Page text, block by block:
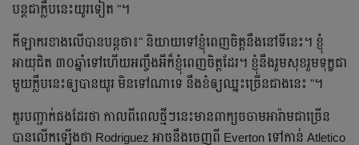
បន្ត​ជា​ក្លឹប​នេះ​យូរ​ទៀត​ "។
កីឡាករ​ខាង​លើ​បាន​បន្ត​ថា​៖" និយាយ​ទៅ​ខ្ញុំ​ពេញ​ចិត្ត​នឹង​នៅ​ទី​នេះ​។ ខ្ញុំ​
អាយុ​ជិត​ ៣០​ឆ្នាំ​ទៅ​ហើយ​អញ្ចឹង​អី​ក៏​ខ្ញុំ​ពេញ​ចិត្ត​ដែរ​។ ខ្ញុំ​នឹង​រួម​សុខ​រួម​ទុក្ខ​ជា​
មួយ​ក្លឹប​នេះ​ឲ្យ​បាន​យូរ​ មិន​ទៅ​ណា​ទេ​ នឹង​ខំ​ឲ្យ​ឈ្នះ​ច្រើន​ជាង​នេះ​ "។
គួរ​បញ្ជាក់​ផង​ដែរ​ថា កាល​ពី​ពេលថ្មីៗ​នេះ​មាន​ពាក្យ​ចចាមអារ៉ាម​ជា​ច្រើន​
បាន​លើក​ឡើង​ថា​ Rodriguez អាច​នឹង​ចេញ​ពី​ Everton ទៅ​កាន់​ Atletico